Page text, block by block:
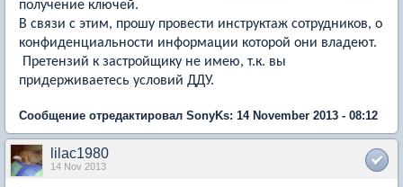
получение ключей.
В связи с этим, прошу провести инструктаж сотрудников, о
конфиденциальности информации которой они владеют.
Претензий к застройщику не имею, т.к. вы
придерживаетесь условий ДДУ.
Сообщение отредактировал SonyKs: 14 November 2013 - 08:12
lilac1980
14 Nov 2013